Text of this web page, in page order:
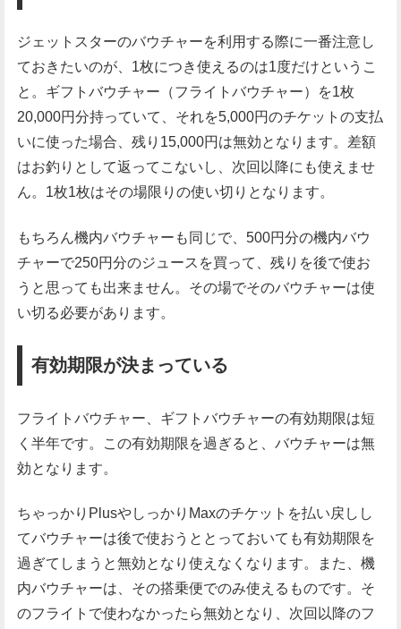
ジェットスターのバウチャーを利用する際に一番注意し
ておきたいのが、1枚につき使えるのは1度だけというこ
と。ギフトバウチャー（フライトバウチャー）を1枚
20,000円分持っていて、それを5,000円のチケットの支払
いに使った場合、残り15,000円は無効となります。差額
はお釣りとして返ってこないし、次回以降にも使えませ
ん。1枚1枚はその場限りの使い切りとなります。
もちろん機内バウチャーも同じで、500円分の機内バウ
チャーで250円分のジュースを買って、残りを後で使お
うと思っても出来ません。その場でそのバウチャーは使
い切る必要があります。
有効期限が決まっている
フライトバウチャー、ギフトバウチャーの有効期限は短
く半年です。この有効期限を過ぎると、バウチャーは無
効となります。
ちゃっかりPlusやしっかりMaxのチケットを払い戻しし
てバウチャーは後で使おうととっておいても有効期限を
過ぎてしまうと無効となり使えなくなります。また、機
内バウチャーは、その搭乗便でのみ使えるものです。そ
のフライトで使わなかったら無効となり、次回以降のフ